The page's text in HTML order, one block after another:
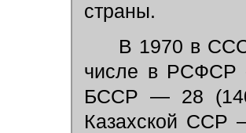
страны.
В 1970 в
числе в РСФСР
БССР — 28
Казахской ССР